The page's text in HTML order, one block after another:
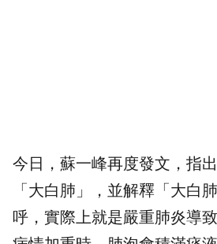
今日，蘇一峰再度發文，指
「大白肺」，並解釋「大白
呼，實際上就是嚴重肺炎導